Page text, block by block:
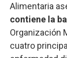
Alimentaria
contiene la
Organización
cuatro